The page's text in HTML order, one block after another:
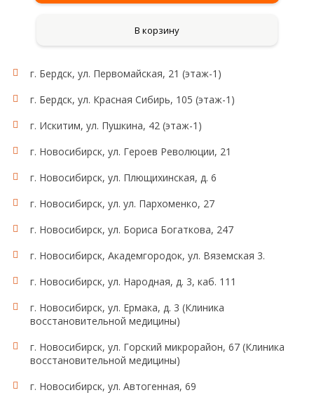
В корзину
г. Бердск, ул. Первомайская, 21 (этаж-1)
г. Бердск, ул. Красная Сибирь, 105 (этаж-1)
г. Искитим, ул. Пушкина, 42 (этаж-1)
г. Новосибирск, ул. Героев Революции, 21
г. Новосибирск, ул. Плющихинская, д. 6
г. Новосибирск, ул. ул. Пархоменко, 27
г. Новосибирск, ул. Бориса Богаткова, 247
г. Новосибирск, Академгородок, ул. Вяземская 3.
г. Новосибирск, ул. Народная, д. 3, каб. 111
г. Новосибирск, ул. Ермака, д. 3 (Клиника
восстановительной медицины)
г. Новосибирск, ул. Горский микрорайон, 67 (Клиника
восстановительной медицины)
г. Новосибирск, ул. Автогенная, 69